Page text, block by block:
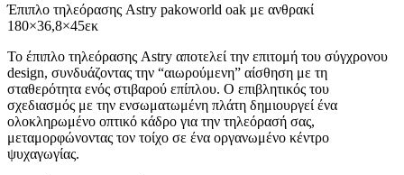
Έπιπλο τηλεόρασης Astry pakoworld oak με ανθρακί
180×36,8×45εκ
Το έπιπλο τηλεόρασης Astry αποτελεί την επιτομή του σύγχρονου
design, συνδυάζοντας την “αιωρούμενη” αίσθηση με τη
σταθερότητα ενός στιβαρού επίπλου. Ο επιβλητικός του
σχεδιασμός με την ενσωματωμένη πλάτη δημιουργεί ένα
ολοκληρωμένο οπτικό κάδρο για την τηλεόρασή σας,
μεταμορφώνοντας τον τοίχο σε ένα οργανωμένο κέντρο
ψυχαγωγίας.